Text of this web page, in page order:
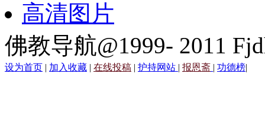
高清图片
佛教导航@1999- 2011
设为首页 | 加入收藏 | 在线投稿 | 护持网站 | 报恩斋 | 功德榜|